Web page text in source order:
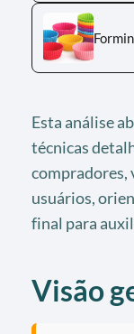
Esta análise
técnicas
compradores,
usuários,
final para
Visão